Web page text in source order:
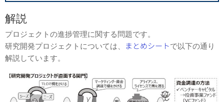
解説
プロジェクトの進捗管理に関する問題です。
研究開発プロジェクトについては、
まとめシートで以下の通り
解説しています。